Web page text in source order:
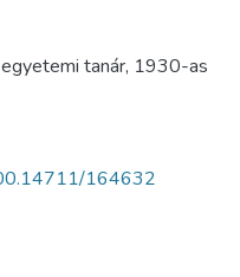
egyetemi tanár, 1930-as
164632